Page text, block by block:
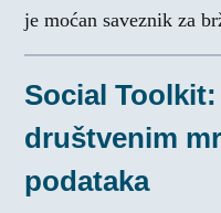
je moćan saveznik za
Social
društvenim
podataka